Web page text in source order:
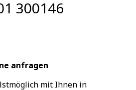
300146
anfragen
mit Ihnen in